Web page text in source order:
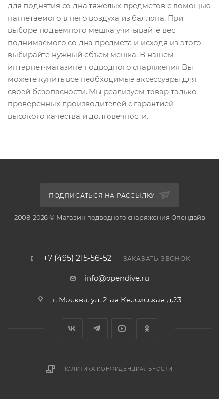
для поднятия со дна тяжелых предметов с помощью
нагнетаемого в него воздуха из баллона. При
выборе подъемного мешка учитывайте вес
поднимаемого со дна предмета и исходя из этого
выбирайте нужный объем мешка. В нашем
интернет-магазине подводного снаряжения Вы
можете купить все необходимые аксессуары для
своей безопасности. Мы реализуем товар только
проверенных производителей с гарантией
высокого качества и долговечности.
ПОДПИСАТЬСЯ НА РАССЫЛКУ
2008-2026 © Магазин подводного снаряжения Опендайв
+7 (495) 215-56-52 ЗАКАЗАТЬ ЗВОНОК
info@opendive.ru
г. Москва, ул. 2-ая Квесисская д.23
ПОЛИТИКА КОНФИДЕНЦИАЛЬНОСТИ